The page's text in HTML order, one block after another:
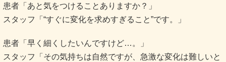
患者「あと気をつけることありますか？」
スタッフ「“すぐに変化を求めすぎること”です。」
患者「早く細くしたいんですけど…。」
スタッフ「その気持ちは自然ですが、急激な変化は難しいと